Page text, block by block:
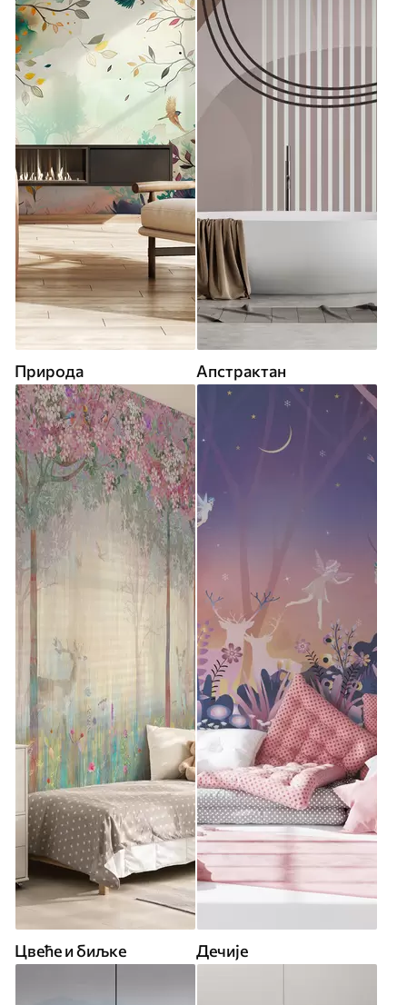
Природа Апстрактан
Цвеће и биљке Дечије